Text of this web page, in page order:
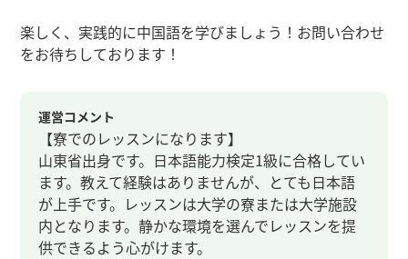
楽しく、実践的に中国語を学びましょう！お問い合わせ
をお待ちしております！
運営コメント
【寮でのレッスンになります】
山東省出身です。日本語能力検定1級に合格してい
ます。教えて経験はありませんが、とても日本語
が上手です。レッスンは大学の寮または大学施設
内となります。静かな環境を選んでレッスンを提
供できるよう心がけます。